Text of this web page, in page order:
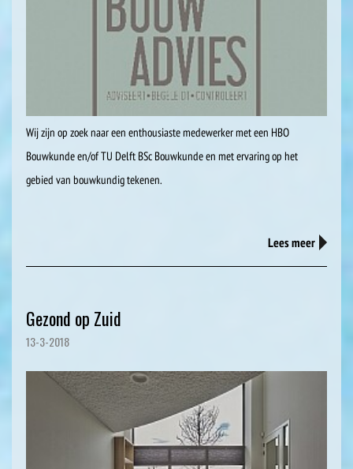
Wij zijn op zoek naar een enthousiaste medewerker met een HBO
Bouwkunde en/of TU Delft BSc Bouwkunde en met ervaring op het
gebied van bouwkundig tekenen.
Lees meer
Gezond op Zuid
13-3-2018